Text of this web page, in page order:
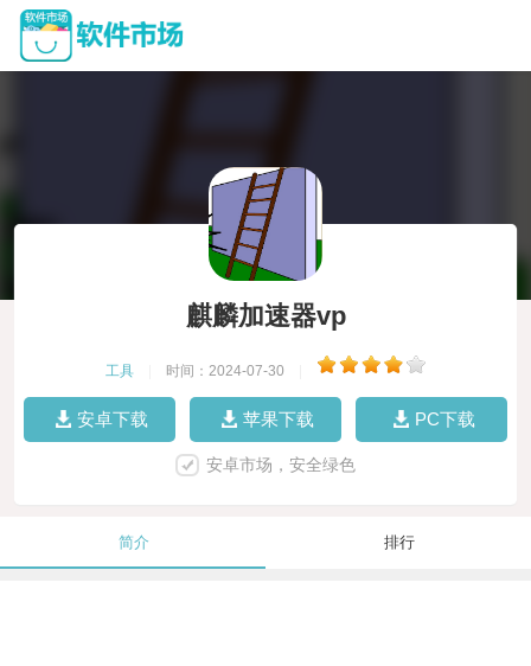
麒麟加速器vp
工具 时间：2024-07-30
安卓下载 苹果下载 PC下载
安卓市场，安全绿色
简介 排行